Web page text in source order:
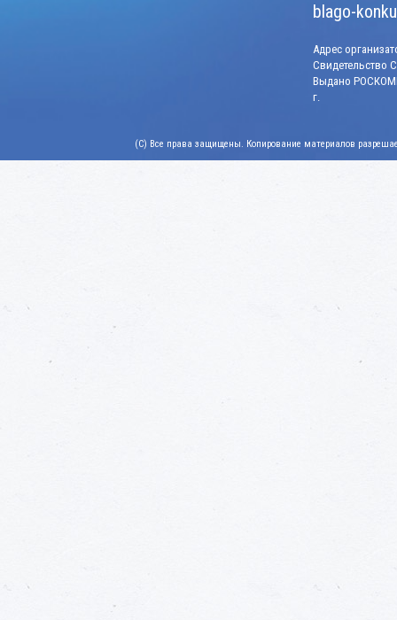
blago-
Адрес
Свидетельство
Выдано
г.
(C) Все права защищены. Копирование материалов